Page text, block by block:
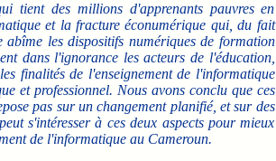
tient des millions d'apprenants pauvres en
et la fracture éconumérique qui, du fait
les dispositifs numériques de formation
dans l'ignorance les acteurs de l'éducation,
finalités de l'enseignement de l'informatique
et professionnel. Nous avons conclu que ces
pas sur un changement planifié, et sur des
s'intéresser à ces deux aspects pour mieux
de l'informatique au Cameroun.